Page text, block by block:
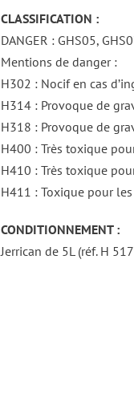
CLASSIFICATION :
DANGER : GHS05,
Mentions de danger :
H302 : Nocif en cas
H314 : Provoque de
H318 : Provoque de
H400 : Très toxique
H410 : Très toxique
H411 : Toxique pour
CONDITIONNEMENT :
Jerrican de 5L (réf. H